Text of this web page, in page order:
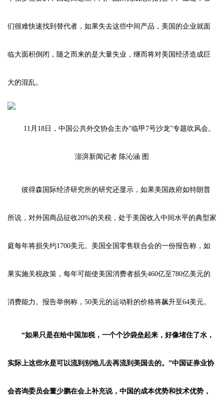
们很难快速找到替代者，如果失去这些中间产品，美国的企业就面
临大面积倒闭，随之而来的是大量失业，继而将对美国经济造成巨
大的混乱。
11月18日，中国公共外交协会主办“临甲7号沙龙”专题吹风会。
澎湃新闻记者 陈沁涵 图
彼得森国际经济研究所的研究还显示，如果美国政府如特朗普
所说，对外国商品征收20%的关税，处于美国收入中间水平的典型家
庭每年将损失约1700美元。美国全国零售联合会的一份报告称，如
果实施关税政策，每年可能使美国消费者损失460亿至780亿美元的
消费能力。报告举例称，50美元的运动鞋的价格将飙升至64美元。
“如果只是在给中国加税，一个个沙袋垒起来，好像堵住了水，
实际上这些水是可以流到别地儿去再流到美国去的。”中国证券业协
会咨询委员会董少鹏在会上补充说，中国的成本优势和技术优势，